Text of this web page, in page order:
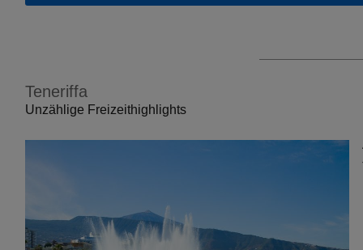
Teneriffa
Unzählige Freizeithighlights